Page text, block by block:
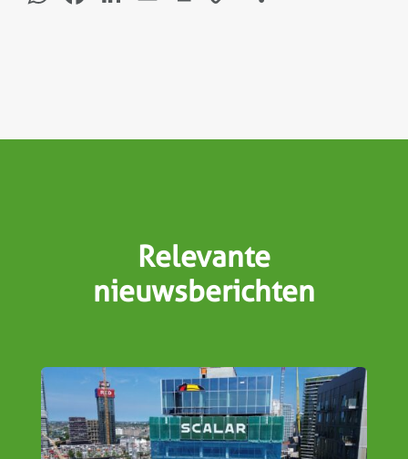
Relevante
nieuwsberichten